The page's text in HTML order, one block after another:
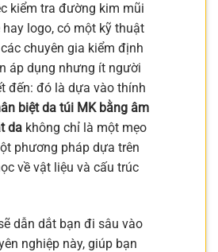
kiểm tra đường kim mũi
hay logo, có một kỹ thuật
chuyên gia kiểm định
áp dụng nhưng ít người
đến: đó là dựa vào thính
biệt da túi MK bằng âm
da không chỉ là một mẹo
phương pháp dựa trên
về vật liệu và cấu trúc
dẫn dắt bạn đi sâu vào
nghiệp này, giúp bạn